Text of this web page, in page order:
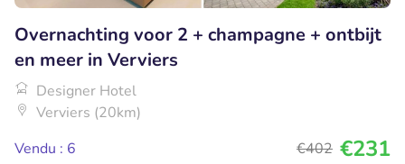
Overnachting voor 2 + champagne + ontbijt
en meer in Verviers
Designer Hotel
Verviers (20km)
Vendu : 6
€402 €231